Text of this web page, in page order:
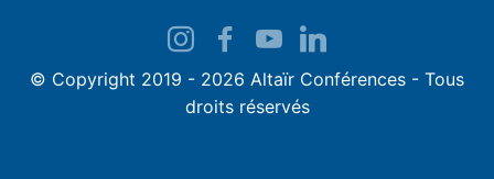
© Copyright 2019 - 2026 Altaïr Conférences - Tous
droits réservés